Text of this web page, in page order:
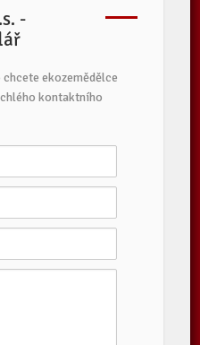
-
ekozemědělce
kontaktního